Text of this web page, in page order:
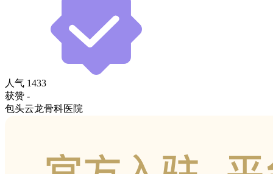
人气 1433
获赞 -
包头云龙骨科医院